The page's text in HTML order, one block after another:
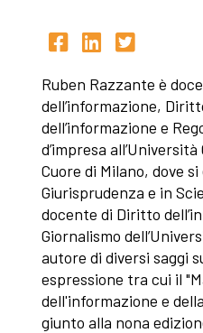
Ruben Razzante è
dell’informazione,
dell’informazione e
d’impresa
Cuore di Milano, dove
Giurisprudenza e in
docente di Diritto
Giornalismo
autore di diversi saggi
espressione tra cui il
dell'informazione e
giunto alla nona